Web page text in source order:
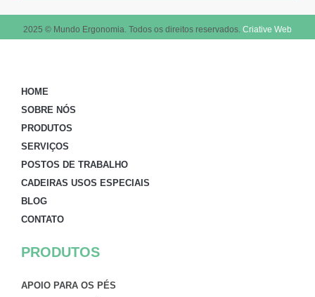
2025 © Mundo Ergonomia. Todos os direitos reservados. Criative Web
HOME
SOBRE NÓS
PRODUTOS
SERVIÇOS
POSTOS DE TRABALHO
CADEIRAS USOS ESPECIAIS
BLOG
CONTATO
PRODUTOS
APOIO PARA OS PÉS